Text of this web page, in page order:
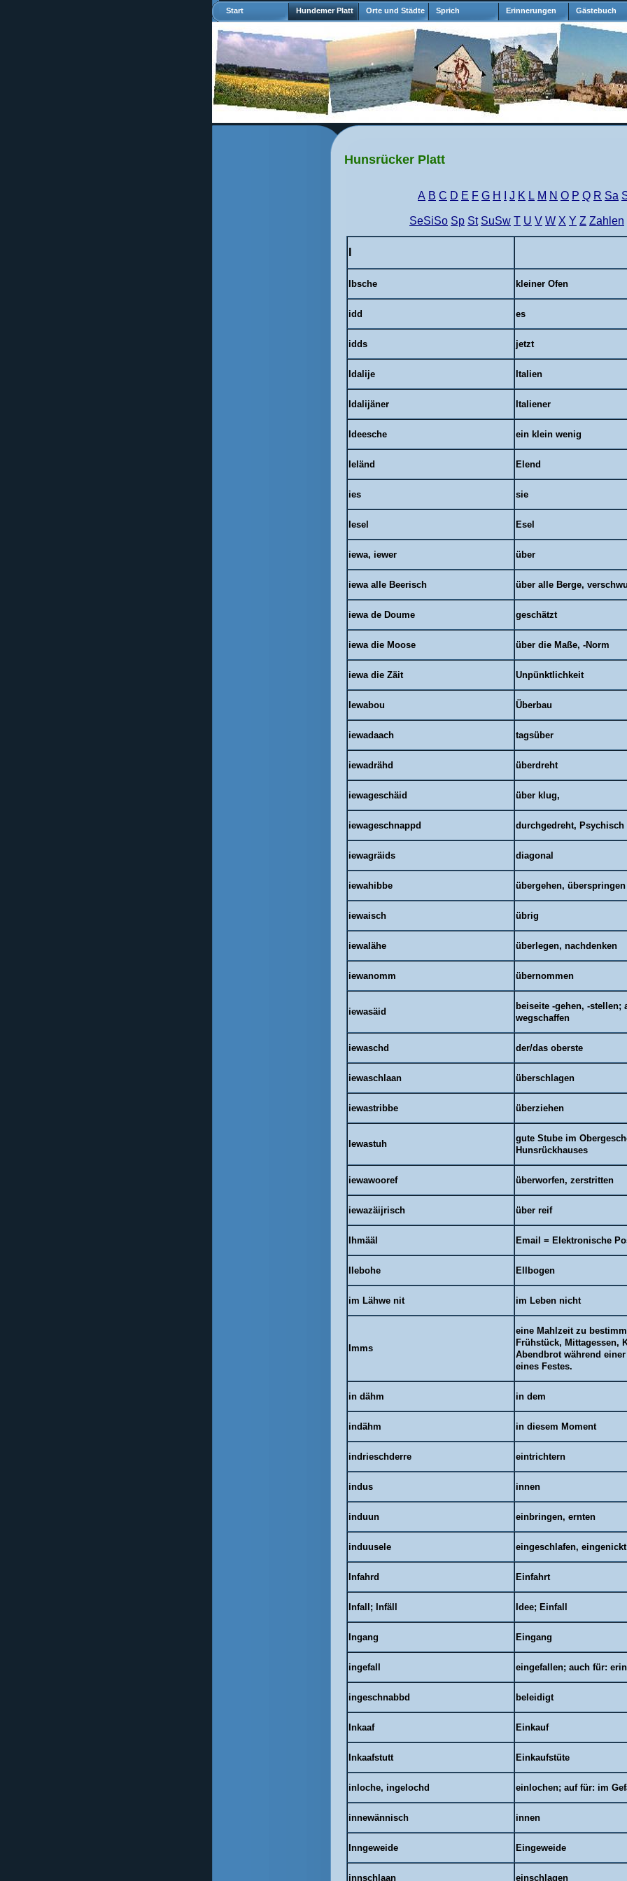
Start Hundemer Platt Orte und Städte Sprich Erinnerungen Gästebuch
Hunsrücker Platt
A B C D E F G H J K L M N O P Q R Sa
SeSiSo Sp St SuSw T U V W X Y Z Zahlen
Ibsche kleiner Ofen
idd es
idds jetzt
Idalije Italien
Idalijäner Italiener
Ideesche ein klein wenig
Ieländ Elend
ies sie
Iesel Esel
iewa, iewer über
iewa alle Beerisch über alle Berge,
iewa de Doume geschätzt
iewa die Moose über die Maße, -Norm
iewa die Zäit Unpünktlichkeit
Iewabou Überbau
iewadaach tagsüber
iewadrähd überdreht
iewageschäid über klug,
iewageschnappd durchgedreht, Psychisch
iewagräids diagonal
iewahibbe übergehen, überspringen
iewaisch übrig
iewalähe überlegen, nachdenken
iewanomm übernommen
iewasäid
beiseite -gehen, -stellen;
wegschaffen
iewaschd der/das oberste
iewaschlaan überschlagen
iewastribbe überziehen
Iewastuh
gute Stube im
Hunsrückhauses
iewawooref überworfen, zerstritten
iewazäijrisch über reif
Ihmääl Email = Elektronische
Ilebohe Ellbogen
im Lähwe nit im Leben nicht
Imms
eine Mahlzeit zu
Frühstück, Mittagessen,
Abendbrot während
eines Festes.
in dähm in dem
indähm in diesem Moment
indrieschderre eintrichtern
indus innen
induun einbringen, ernten
induusele eingeschlafen, eingenickt
Infahrd Einfahrt
Infall; Infäll Idee; Einfall
Ingang Eingang
ingefall eingefallen; auch für:
ingeschnabbd beleidigt
Inkaaf Einkauf
Inkaafstutt Einkaufstüte
inloche, ingelochd einlochen; auf für: im
innewännisch innen
Inngeweide Eingeweide
innschlaan einschlagen